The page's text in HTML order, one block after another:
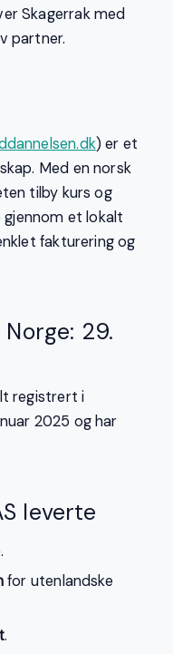
Skagerrak med
partner.
) er et
Med en norsk
tilby kurs og
et lokalt
fakturering og
29.
registrert i
2025 og har
leverte
for utenlandske
.